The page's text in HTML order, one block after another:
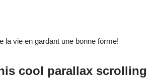
la vie en gardant une bonne forme!
cool parallax scrolling